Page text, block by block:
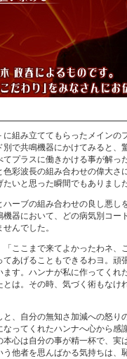
組み立ててもらったメインの
で共鳴機器にかけてみると、
プラスに働きかける事が解っ
彩波長の組み合わせの偉大さ
いと思った瞬間でもありました
ーブの組み合わせの良し悪し
器において、どの病気別コー
んでした。
ここまで来てよかったわネ、
あげることもできるわヨ。頑
す。ハンナが私に作ってくれ
は。その時、気づく術もなけ
、自分の無知さ加減への怒り
ってくれたハンナへ心から感
心は自分の事が精一杯で、実
他者を思んばかる気持ちは、